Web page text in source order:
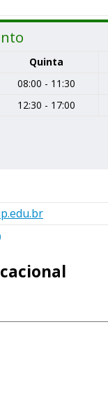
Quinta
08:00 - 11:30
12:30 - 17:00